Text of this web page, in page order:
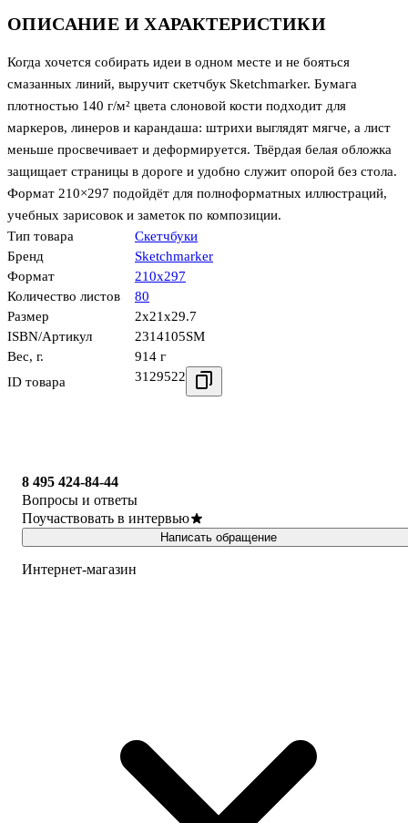
ОПИСАНИЕ И ХАРАКТЕРИСТИКИ
Когда хочется собирать идеи в одном месте и не бояться
смазанных линий, выручит скетчбук Sketchmarker. Бумага
плотностью 140 г/м² цвета слоновой кости подходит для
маркеров, линеров и карандаша: штрихи выглядят мягче, а лист
меньше просвечивает и деформируется. Твёрдая белая обложка
защищает страницы в дороге и удобно служит опорой без стола.
Формат 210×297 подойдёт для полноформатных иллюстраций,
учебных зарисовок и заметок по композиции.
Тип товара
Скетчбуки
Бренд
Sketchmarker
Формат
210х297
Количество листов
80
Размер
2x21x29.7
ISBN/Артикул
2314105SM
Вес, г.
914 г
ID товара
3129522
8 495 424-84-44
Вопросы и ответы
Поучаствовать в интервью
Написать обращение
Интернет-магазин